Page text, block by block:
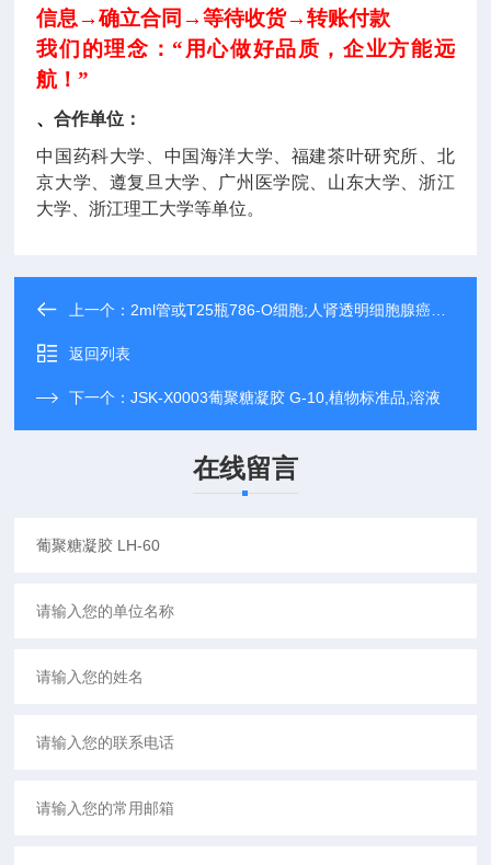
信息→确立合同→等待收货→转账付款
我们的理念：“用心做好品质，企业方能远
航！”
、合作单位：
中国药科大学、中国海洋大学、福建茶叶研究所、北
京大学、遵复旦大学、广州医学院、山东大学、浙江
大学、浙江理工大学等单位。
上一个： 2ml管或T25瓶786-O细胞;人肾透明细胞腺癌细胞
返回列表
下一个：JSK-X0003葡聚糖凝胶 G-10,植物标准品,溶液
在线留言